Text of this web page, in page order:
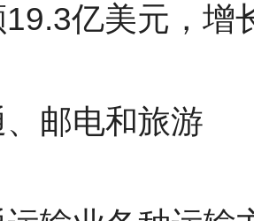
亿美元，增
邮电和旅游